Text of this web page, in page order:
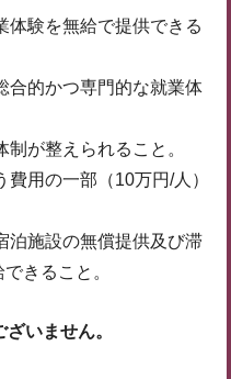
体験を無給で提供できる
合的かつ専門的な就業体
が整えられること。
用の一部（10万円/人）
泊施設の無償提供及び滞
きること。
いません。